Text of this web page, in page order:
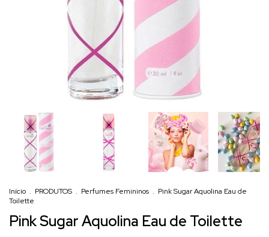
Início . PRODUTOS . Perfumes Femininos . Pink Sugar Aquolina Eau de
Toilette
Pink Sugar Aquolina Eau de Toilette